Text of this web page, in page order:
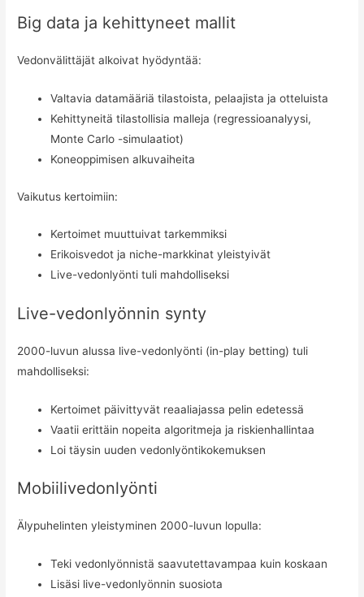
Big data ja kehittyneet mallit
Vedonvälittäjät alkoivat hyödyntää:
Valtavia datamääriä tilastoista, pelaajista ja otteluista
Kehittyneitä tilastollisia malleja (regressioanalyysi,
Monte Carlo -simulaatiot)
Koneoppimisen alkuvaiheita
Vaikutus kertoimiin:
Kertoimet muuttuivat tarkemmiksi
Erikoisvedot ja niche-markkinat yleistyivät
Live-vedonlyönti tuli mahdolliseksi
Live-vedonlyönnin synty
2000-luvun alussa live-vedonlyönti (in-play betting) tuli
mahdolliseksi:
Kertoimet päivittyvät reaaliajassa pelin edetessä
Vaatii erittäin nopeita algoritmeja ja riskienhallintaa
Loi täysin uuden vedonlyöntikokemuksen
Mobiilivedonlyönti
Älypuhelinten yleistyminen 2000-luvun lopulla:
Teki vedonlyönnistä saavutettavampaa kuin koskaan
Lisäsi live-vedonlyönnin suosiota